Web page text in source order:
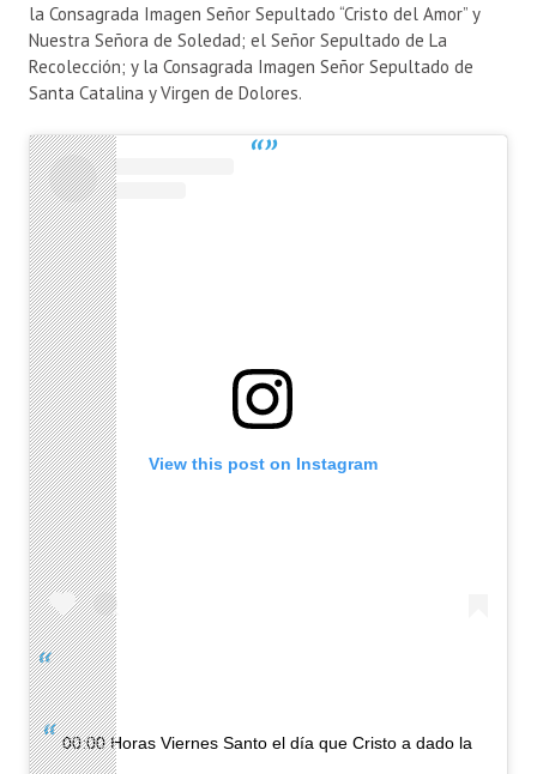
la Consagrada Imagen Señor Sepultado “Cristo del Amor” y
Nuestra Señora de Soledad; el Señor Sepultado de La
Recolección; y la Consagrada Imagen Señor Sepultado de
Santa Catalina y Virgen de Dolores.
View this post on Instagram
00:00 Horas Viernes Santo el día que Cristo a dado la